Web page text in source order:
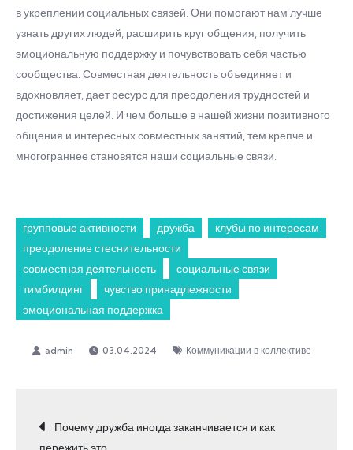
в укреплении социальных связей. Они помогают нам лучше
узнать других людей, расширить круг общения, получить
эмоциональную поддержку и почувствовать себя частью
сообщества. Совместная деятельность объединяет и
вдохновляет, дает ресурс для преодоления трудностей и
достижения целей. И чем больше в нашей жизни позитивного
общения и интересных совместных занятий, тем крепче и
многограннее становятся наши социальные связи.
групповые активности дружба
клубы по интересам
преодоление стеснительности
совместная деятельность
социальные связи
тимбилдинг
чувство принадлежности
эмоциональная поддержка
03.04.2024 Коммуникации в коллективе
Навигация
Почему дружба иногда заканчивается и как